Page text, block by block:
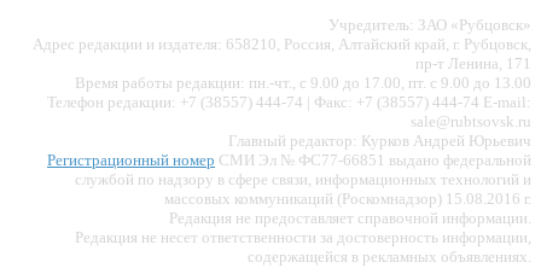
Учредитель: ЗАО «Рубцовск»
Адрес редакции и издателя: 658210, Россия, Алтайский край, г. Рубцовск,
пр-т Ленина, 171
Время работы редакции: пн.-чт., с 9.00 до 17.00, пт. с 9.00 до 13.00
Телефон редакции: +7 (38557) 444-74 | Факс: +7 (38557) 444-74 E-mail:
sale@rubtsovsk.ru
Главный редактор: Курков Андрей Юрьевич
Регистрационный номер СМИ Эл № ФС77-66851 выдано федеральной
службой по надзору в сфере связи, информационных технологий и
массовых коммуникаций (Роскомнадзор) 15.08.2016 г.
Редакция не предоставляет справочной информации.
Редакция не несет ответственности за достоверность информации,
содержащейся в рекламных объявлениях.